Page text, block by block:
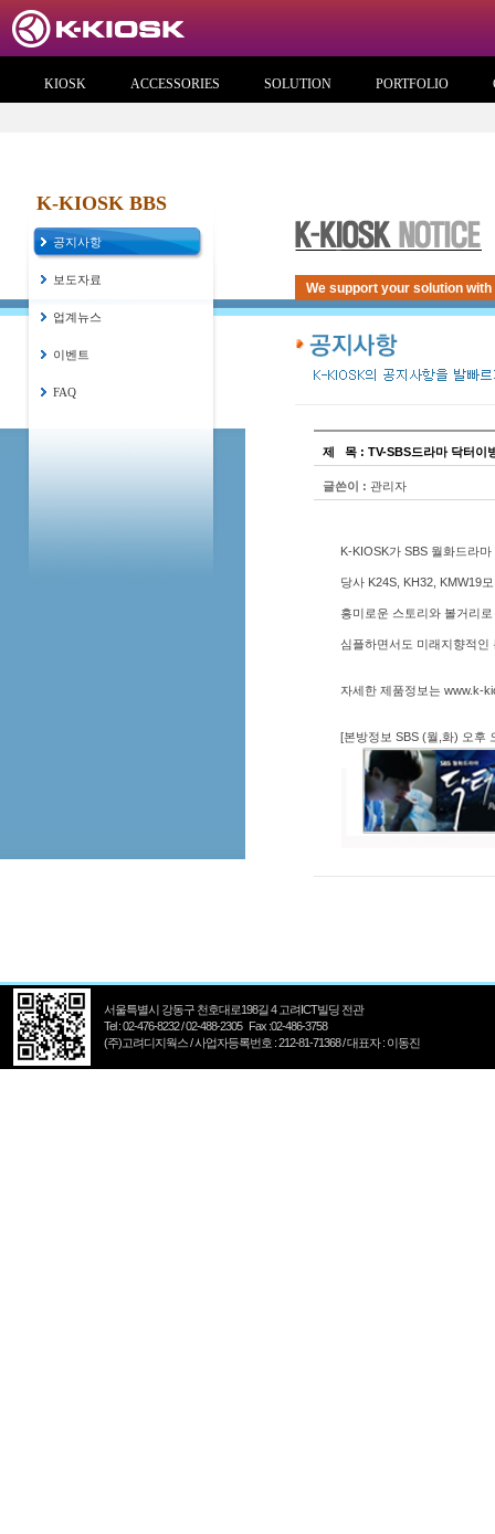
KIOSK ACCESSORIES SOLUTION PORTFOLIO
K-KIOSK BBS
공지사항
보도자료
업계뉴스
이벤트
FAQ
We support your solution
제 목 : TV-SBS드라마 닥터이
글쓴이 : 관리자
K-KIOSK가 SBS 월화드라
당사 K24S, KH32, KMW19
흥미로운 스토리와 볼거리
심플하면서도 미래지향적
자세한 제품정보는 www.k-
[본방정보 SBS (월,화) 오후
서울특별시 강동구 천호대로198길 4 고려ICT빌딩 전관
Tel : 02-476-8232 / 02-488-2305 Fax :02-486-3758
(주)고려디지웍스 / 사업자등록번호 : 212-81-71368 / 대표자 : 이동진